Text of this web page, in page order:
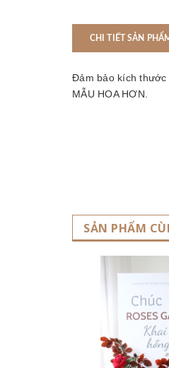
CHI TIẾT SẢN
Đảm bảo kích thước
MẪU HOA HƠN.
SẢN PHẨM